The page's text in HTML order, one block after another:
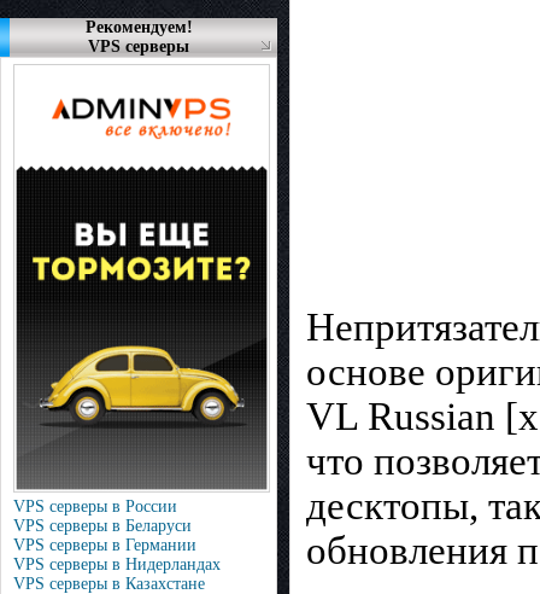
Рекомендуем!
VPS серверы
VPS серверы в России
VPS серверы в Беларуси
VPS серверы в Германии
VPS серверы в Нидерландах
VPS серверы в Казахстане
основе
VL Russian
что
десктопы,
обновления